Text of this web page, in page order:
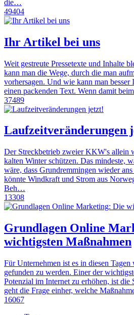
die…
49404
Ihr Artikel bei uns
Weit gestreute Pressetexte und Inhalte
kann man die Wege, durch die man
vorhersagen. Und wie kann man besser
einen packenden Text. Wenn damit
37489
Laufzeitveränderungen
Der Streckbetrieb zweier KKW's allein
kalten Winter schützen. Das mindeste,
wäre, dass Grundremmingen wieder
könnte Windkraft und Strom aus
Beh…
13308
Grundlagen Online
wichtigsten Maßnahmen
Für Unternehmen ist es in diesen
gefunden zu werden. Einer der
Potenzial im Internet zu erhöhen, ist
geht die Frage einher, welche
16067